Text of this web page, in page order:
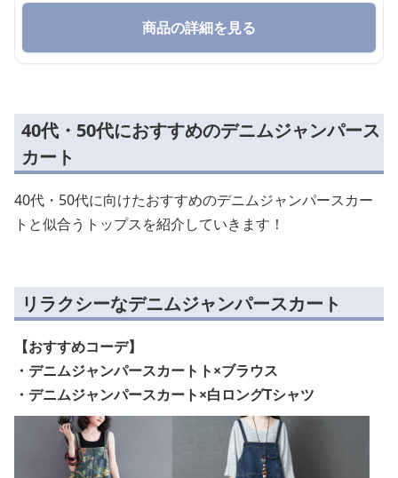
商品の詳細を見る
40代・50代におすすめのデニムジャンパース
カート
40代・50代に向けたおすすめのデニムジャンパースカー
トと似合うトップスを紹介していきます！
リラクシーなデニムジャンパースカート
【おすすめコーデ】
・デニムジャンパースカートト×ブラウス
・デニムジャンパースカート×白ロングTシャツ